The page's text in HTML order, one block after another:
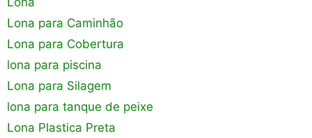
Lona para Caminhão
Lona para Cobertura
lona para piscina
Lona para Silagem
lona para tanque de peixe
Lona Plastica Preta